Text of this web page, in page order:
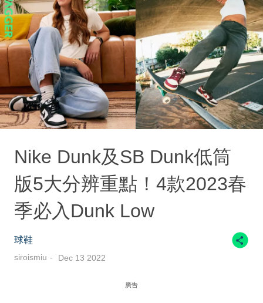
Nike Dunk及SB Dunk低筒
版5大分辨重點！4款2023春
季必入Dunk Low
球鞋
siroismiu Dec 13 2022
廣告